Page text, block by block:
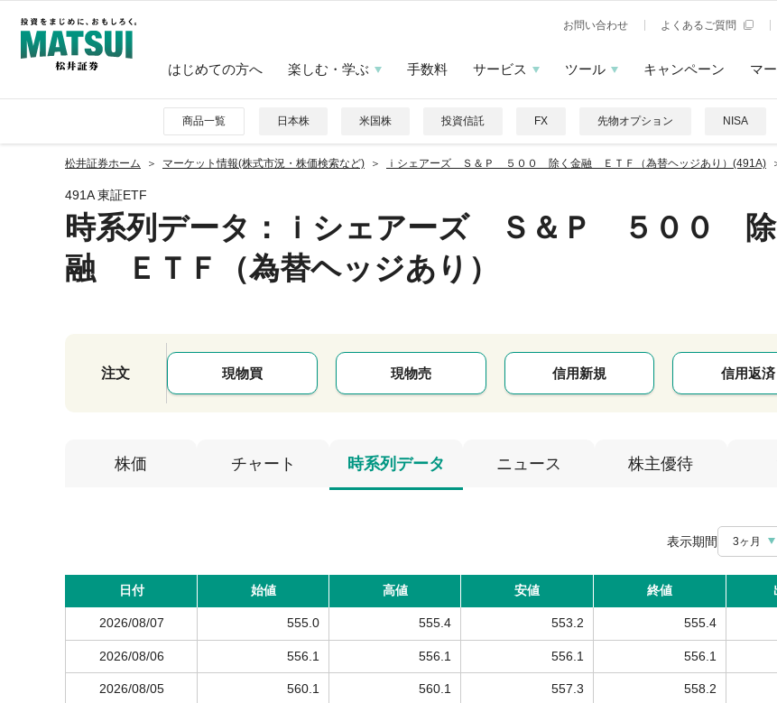
お問い合わせ よくあるご質問
はじめての方へ 楽しむ・学ぶ 手数料 サービス ツール キャンペーン マ
商品一覧 日本株 米国株 投資信託 FX 先物オプション NISA
松井証券ホーム マーケット情報(株式市況・株価検索など) ｉシェアーズ Ｓ＆Ｐ ５００ 除く金融 ＥＴＦ（為替ヘッジあり）(491A)
491A 東証ETF
時系列データ ：ｉシェアーズ Ｓ＆Ｐ ５００
融 ＥＴＦ（為替ヘッジあり）
注文 現物買 現物売 信用新規 信用返済
株価 チャート 時系列データ ニュース 株主優待
表示期間 3ヶ月
日付 始値 高値 安値 終値
2026/08/07 555.0 555.4 553.2 555.4
2026/08/06 556.1 556.1 556.1 556.1
2026/08/05 560.1 560.1 557.3 558.2